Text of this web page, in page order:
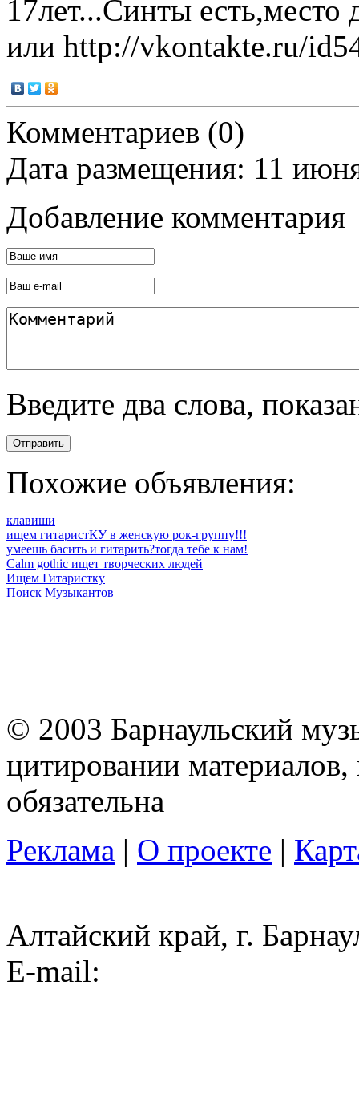
17лет...Синты
или http://vkontakte.ru/
Комментариев (0)
Дата размещения: 11
Добавление комментария
Введите два слова,
Отправить
Похожие объявления:
клавиши
ищем гитаристКУ в женскую рок-группу!!!
умеешь басить и гитарить?тогда тебе к нам!
Calm gothic ищет творческих людей
Ищем Гитаристку
Поиск Музыкантов
© 2003 Барнаульский
цитировании
обязательна
Реклама | О проекте |
Алтайский край, г.
E-mail: